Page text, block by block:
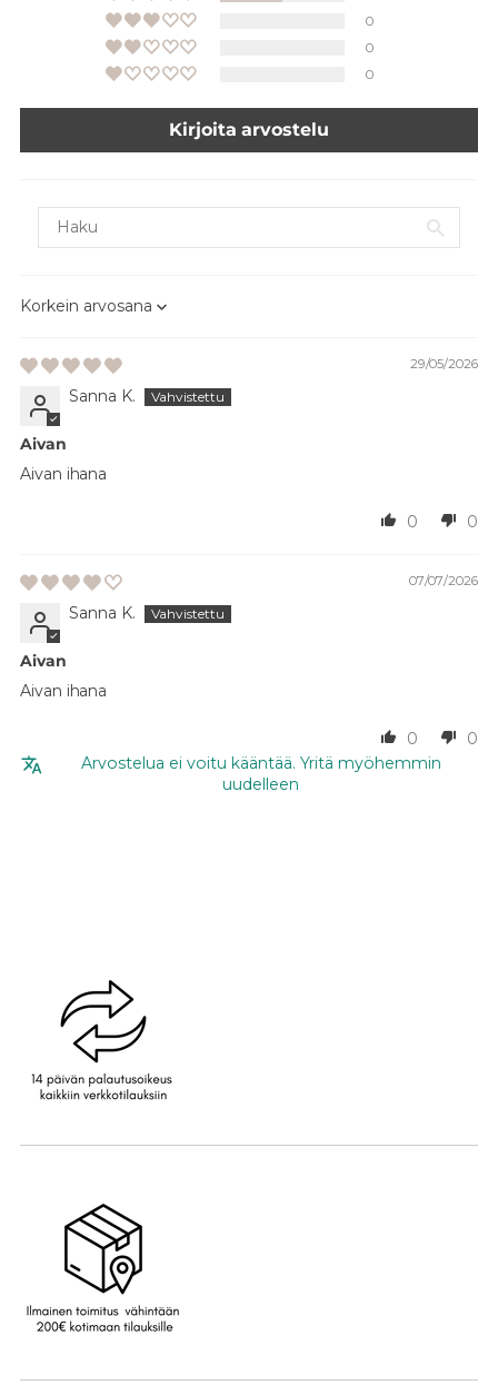
0
0
0
Kirjoita arvostelu
Sort by
29/05/2026
Sanna K.
Aivan
Aivan ihana
0 0
07/07/2026
Sanna K.
Aivan
Aivan ihana
0
0
Arvostelua ei voitu kääntää. Yritä myöhemmin
uudelleen